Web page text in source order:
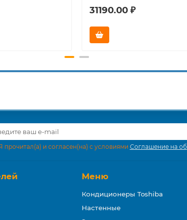
31190.00 ₽
прочитал(а) и согласен(на) с условиями Соглашение на
Меню
Кондиционеры Toshiba
Настенные